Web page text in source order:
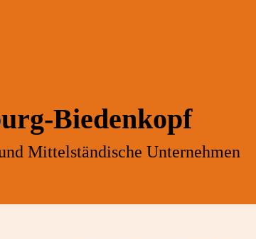
Biedenkopf
Mittelständische Unternehmen